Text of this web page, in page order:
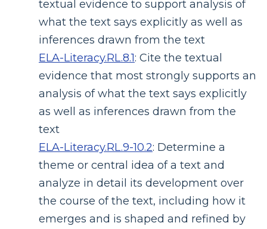
textual evidence to support analysis of
what the text says explicitly as well as
inferences drawn from the text
ELA-Literacy.RL.8.1: Cite the textual
evidence that most strongly supports an
analysis of what the text says explicitly
as well as inferences drawn from the
text
ELA-Literacy.RL.9-10.2: Determine a
theme or central idea of a text and
analyze in detail its development over
the course of the text, including how it
emerges and is shaped and refined by